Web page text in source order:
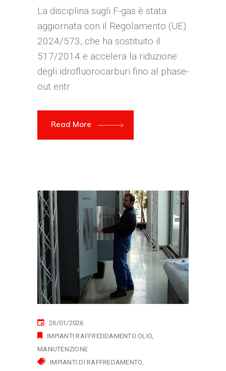
La disciplina sugli F-gas è stata
aggiornata con il Regolamento (UE)
2024/573, che ha sostituito il
517/2014 e accelera la riduzione
degli idrofluorocarburi fino al phase-
out entr
Read More
26/01/2026
IMPIANTI RAFFREDDAMENTO OLIO
MANUTENZIONE
IMPIANTI DI RAFFREDAMENTO